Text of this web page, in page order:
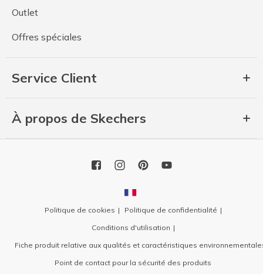
Outlet
Offres spéciales
Service Client
À propos de Skechers
Politique de cookies
Politique de confidentialité
Conditions d'utilisation
Fiche produit relative aux qualités et caractéristiques
Point de contact pour la sécurité des produits